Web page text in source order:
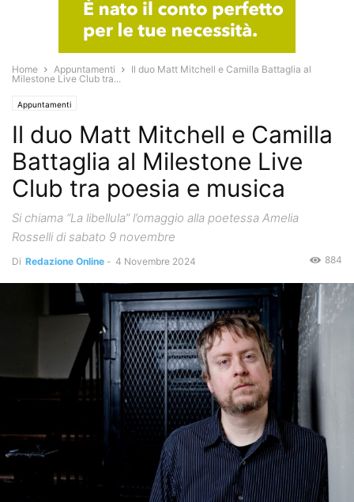
Home Appuntamenti
Il duo Matt Mitchell e Camilla Battaglia al
Milestone Live Club tra...
Appuntamenti
Il duo Matt Mitchell e Camilla
Battaglia al Milestone Live
Club tra poesia e musica
Si chiama “La libellula” l’omaggio alla poetessa Amelia
Rosselli di sabato 9 novembre
Di Redazione Online - 4 Novembre 2024 884